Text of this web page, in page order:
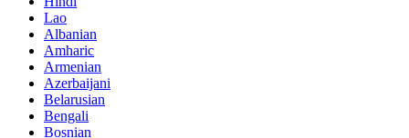
Lao
Albanian
Amharic
Armenian
Azerbaijani
Belarusian
Bengali
Bosnian